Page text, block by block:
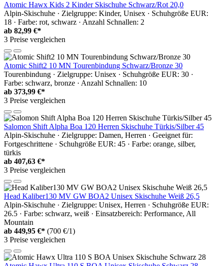
Atomic Hawx Kids 2 Kinder Skischuhe Schwarz/Rot 20,0
Alpin-Skischuhe · Zielgruppe: Kinder, Unisex · Schuhgröße EUR:
18 · Farbe: rot, schwarz · Anzahl Schnallen: 2
ab 82,99 €*
3 Preise vergleichen
Atomic Shift2 10 MN Tourenbindung Schwarz/Bronze 30
Tourenbindung · Zielgruppe: Unisex · Schuhgröße EUR: 30 ·
Farbe: schwarz, bronze · Anzahl Schnallen: 10
ab 373,99 €*
3 Preise vergleichen
Salomon Shift Alpha Boa 120 Herren Skischuhe Türkis/Silber 45
Alpin-Skischuhe · Zielgruppe: Damen, Herren · Geeignet für:
Fortgeschrittene · Schuhgröße EUR: 45 · Farbe: orange, silber,
türkis
ab 407,63 €*
3 Preise vergleichen
Head Kaliber130 MV GW BOA2 Unisex Skischuhe Weiß 26,5
Alpin-Skischuhe · Zielgruppe: Unisex, Herren · Schuhgröße EUR:
26.5 · Farbe: schwarz, weiß · Einsatzbereich: Performance, All
Mountain
ab 449,95 €* (700 €/1)
3 Preise vergleichen